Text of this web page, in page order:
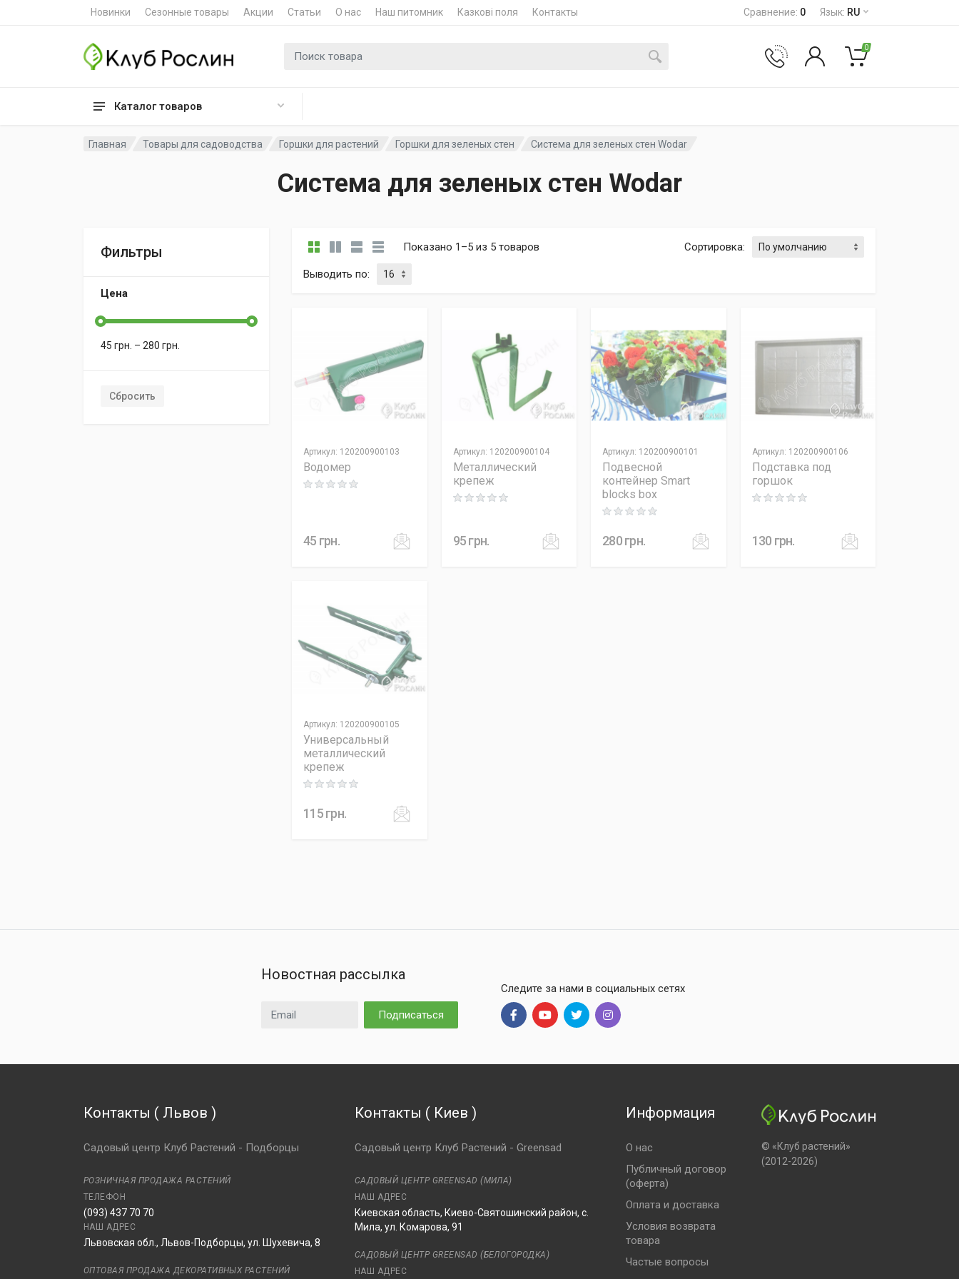
Новинки Сезонные товары Акции Статьи О нас Наш питомник Казкові поля Контакты Сравнение: 0 Язык: RU
Каталог товаров
Поиск для 0
Главная Товары для садоводства Горшки для растений Горшки для зеленых стен Система для зеленых стен Wodar
Система для зеленых стен Wodar
Фильтры
Цена
45 грн. – 280 грн.
Сбросить
Показано 1–5 из 5 товаров Сортировка:
Выводить по:
Артикул: 120200900103
Водомер
Rating: 0 out of 5
45 грн.
Артикул: 120200900104
Металлический
крепеж
Rating: 0 out of 5
95грн.
Артикул: 120200900101
Подвесной
контейнер Smart
blocks box
Rating: 0 out of 5
280грн.
Артикул: 120200900106
Подставка под
горшок
Rating: 0 out of 5
130 грн.
Артикул: 120200900105
Универсальный
металлический
крепеж
Rating: 0 out of 5
115грн.
Новостная рассылка
Email адрес Подписаться
Следите за нами в социальных сетях
Контакты ( Львов )
Садовый центр Клуб Растений - Подборцы
РОЗНИЧНАЯ ПРОДАЖА РАСТЕНИЙ
ТЕЛЕФОН
(093) 437 70 70
НАШ АДРЕС
Львовская обл., Львов-Подборцы, ул. Шухевича, 8
ОПТОВАЯ ПРОДАЖА ДЕКОРАТИВНЫХ РАСТЕНИЙ
Контакты ( Киев )
Садовый центр Клуб Растений - Greensad
САДОВЫЙ ЦЕНТР GREENSAD (МИЛА)
НАШ АДРЕС
Киевская область, Киево-Святошинский район, с.
Мила, ул. Комарова, 91
САДОВЫЙ ЦЕНТР GREENSAD (БЕЛОГОРОДКА)
НАШ АДРЕС
Информация
О нас
Публичный договор
(оферта)
Оплата и доставка
Условия возврата
товара
Частые вопросы
© «Клуб растений»
(2012-2026)